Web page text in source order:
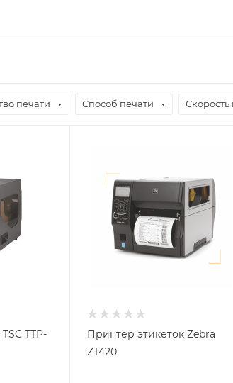
печати Способ печати Скорость
TTP-
Принтер этикеток Zebra
ZT420